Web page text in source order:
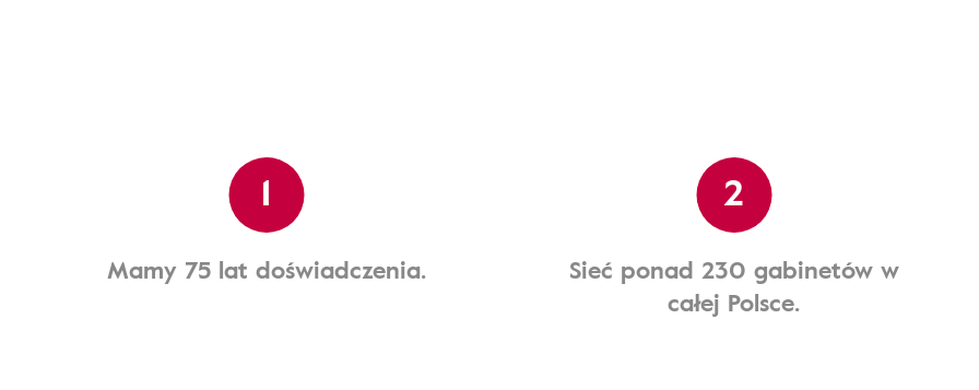
1
Mamy 75 lat doświadczenia.
2
Sieć ponad 230 gabinetów w
całej Polsce.